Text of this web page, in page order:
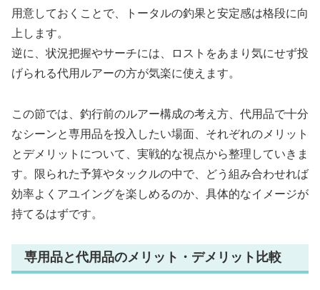
用意しておくことで、トータルの釣果と安定感は格段に向
上します。
逆に、状況把握やサーチには、ロストをあまり気にせず投
げられる代用ルアーの方が気楽に使えます。
この節では、釣行前のルアー構成の考え方、代用品で十分
なシーンと専用品を投入したい場面、それぞれのメリット
とデメリットについて、実戦的な視点から整理していきま
す。限られた予算やタックルの中で、どう組み合わせれば
効率よくアユイングを楽しめるのか、具体的なイメージが
持てるはずです。
専用品と代用品のメリット・デメリット比較